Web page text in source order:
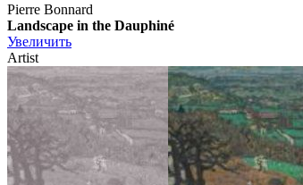
Pierre Bonnard
Landscape in the Dauphiné
Увеличить
Artist